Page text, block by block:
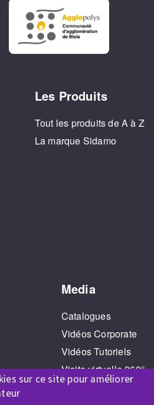
sur ce site pour améliorer
Les Produits
Tout les produits de A à Z
La marque Sidamo
Media
Catalogues
Vidéos Corporate
Vidéos Tutoriels
Visite virtuelle 360°